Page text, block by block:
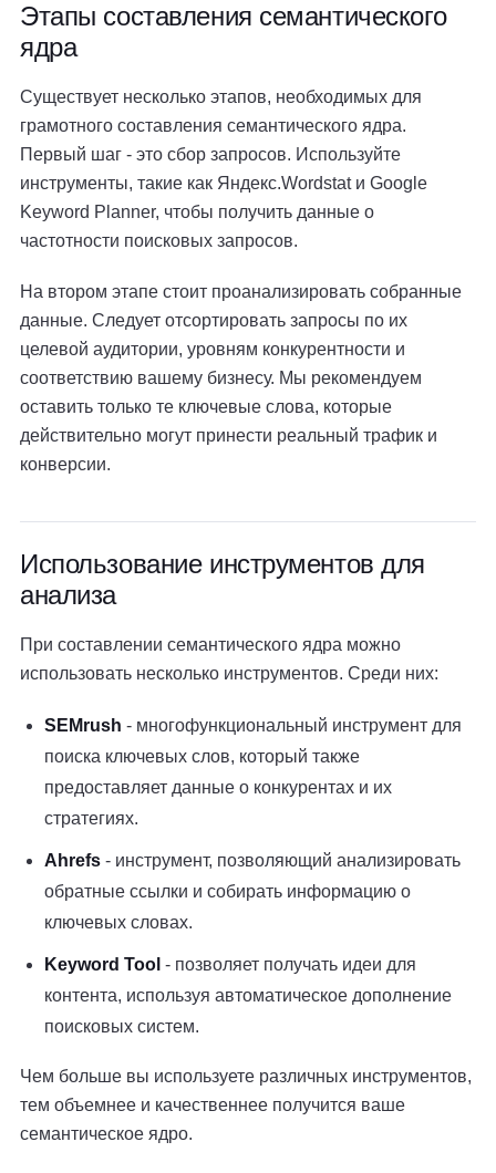
Этапы составления семантического
ядра
Существует несколько этапов, необходимых для
грамотного составления семантического ядра.
Первый шаг - это сбор запросов. Используйте
инструменты, такие как Яндекс.Wordstat и Google
Keyword Planner, чтобы получить данные о
частотности поисковых запросов.
На втором этапе стоит проанализировать собранные
данные. Следует отсортировать запросы по их
целевой аудитории, уровням конкурентности и
соответствию вашему бизнесу. Мы рекомендуем
оставить только те ключевые слова, которые
действительно могут принести реальный трафик и
конверсии.
Использование инструментов для
анализа
При составлении семантического ядра можно
использовать несколько инструментов. Среди них:
SEMrush - многофункциональный инструмент для
поиска ключевых слов, который также
предоставляет данные о конкурентах и их
стратегиях.
Ahrefs - инструмент, позволяющий анализировать
обратные ссылки и собирать информацию о
ключевых словах.
Keyword Tool - позволяет получать идеи для
контента, используя автоматическое дополнение
поисковых систем.
Чем больше вы используете различных инструментов,
тем объемнее и качественнее получится ваше
семантическое ядро.